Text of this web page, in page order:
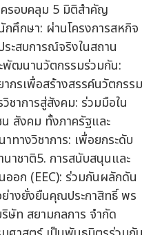
รอบคลุม 5 มิติสำคัญ
ศึกษา: ผ่านโครงการสหกิจ
ะสบการณ์จริงในสถาน
พัฒนานวัตกรรมร่วมกัน:
กรเพื่อสร้างสรรค์นวัตกรรม
ชาการสู่สังคม: ร่วมมือใน
น สังคม ทั้งภาครัฐและ
ทางวิชาการ: เพื่อยกระดับ
นาชาติ5. การสนับสนุนและ
อก (EEC): ร่วมกันผลักดัน
างยั่งยืนคุณประกาสิทธิ์ พร
ษัท สยามกลการ จำกัด